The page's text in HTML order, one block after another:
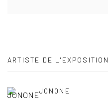
ARTISTE DE L'EXPOSITION
JONONE